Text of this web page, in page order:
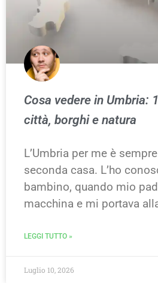
Cosa vedere in Umbria:
città, borghi e natura
L’Umbria per me è
seconda casa. L’ho
bambino, quando mio
macchina e mi portava
LEGGI TUTTO »
Luglio 10, 2026